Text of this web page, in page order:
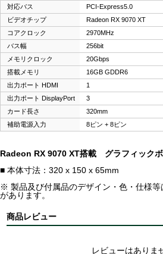
対応バス
PCI-Express5.0
ビデオチップ
Radeon RX 9070 XT
コアクロック
2970MHz
バス幅
256bit
メモリクロック
20Gbps
搭載メモリ
16GB GDDR6
出力ポート HDMI
1
出力ポート DisplayPort
3
カード長さ
320mm
補助電源入力
8ピン + 8ピン
Radeon RX 9070 XT搭載 グラフィック
■ 本体寸法：320 x 150 x 65mm
※ 製品及び付属品のデザイン・色・仕様
があります。
商品レビュー
レビューはありま